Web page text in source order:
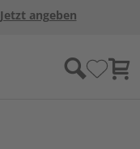
Jetzt angeben